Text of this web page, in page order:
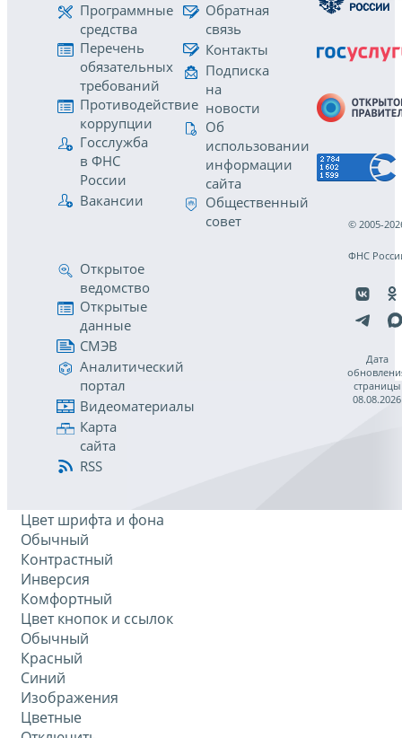
Программные
средства
Перечень
обязательных
требований
Противодействие
коррупции
Госслужба
в ФНС
России
Вакансии
Обратная
связь
Контакты
Подписка
на
новости
Об
использовании
информации
сайта
Общественный
совет
Открытое
ведомство
Открытые
данные
СМЭВ
Аналитический
портал
Видеоматериалы
Карта
сайта
RSS
© 2005-
ФНС
Дата
страницы
08.08.2026
Цвет шрифта и фона
Обычный
Контрастный
Инверсия
Комфортный
Цвет кнопок и ссылок
Обычный
Красный
Синий
Изображения
Цветные